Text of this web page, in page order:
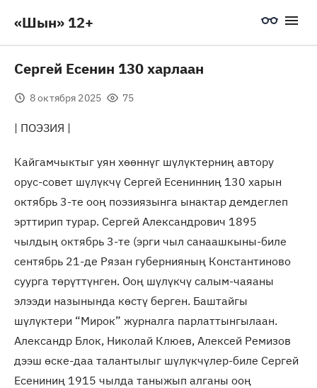
«Шын» 12+
Сергей Есенин 130 харлаан
8 октября 2025 75
| ПОЭЗИЯ |
Кайгамчыктыг уян хөөннүг шүлүктерниң автору
орус-совет шүлүкчү Сергей Есенинниң 130 харын
октябрь 3-те ооң поэзиязынга ынактар демдеглеп
эрттирип турар. Сергей Александрович 1895
чылдың октябрь 3-те (эрги чыл санаашкыны-биле
сентябрь 21-де Рязан губернияның Константиново
суурга төрүттүнген. Ооң шүлүкчү салым-чаяаны
элээди назынында көстү берген. Баштайгы
шүлүктери “Мирок” журналга парлаттынгылаан.
Александр Блок, Николай Клюев, Алексей Ремизов
дээш өске-даа талантылыг шүлүкчүлер-биле Сергей
Есениниң 1915 чылда таныжып алганы ооң